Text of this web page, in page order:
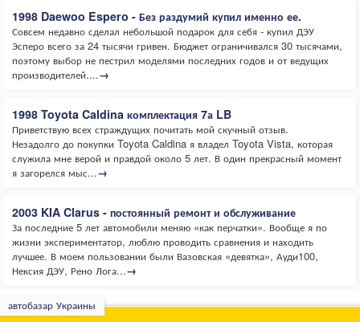
1998 Daewoo Espero - Без раздумий купил именно ее.
Совсем недавно сделал небольшой подарок для себя - купил ДЭУ
Эсперо всего за 24 тысячи гривен. Бюджет ограничивался 30 тысячами,
поэтому выбор не пестрил моделями последних годов и от ведущих
производителей....→
1998 Toyota Caldina комплектация 7а LB
Приветствую всех страждущих почитать мой скучный отзыв.
Незадолго до покупки Toyota Caldina я владел Toyota Vista, которая
служила мне верой и правдой около 5 лет. В один прекрасный момент
я загорелся мыс...→
2003 KIA Clarus - постоянный ремонт и обслуживание
За последние 5 лет автомобили меняю «как перчатки». Вообще я по
жизни экспериментатор, люблю проводить сравнения и находить
лучшее. В моем пользовании были Вазовская «девятка», Ауди100,
Нексия ДЭУ, Рено Лога...→
автобазар Украины